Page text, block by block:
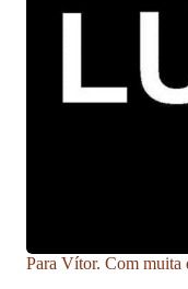
Para Vítor. Com muita